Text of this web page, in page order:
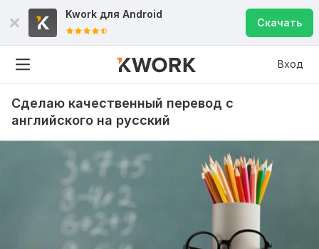
Kwork для Android
Скачать
Вход
Сделаю качественный перевод с
английского на русский